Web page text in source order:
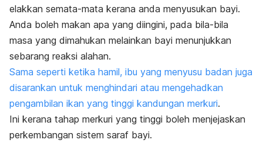
elakkan semata-mata kerana anda menyusukan bayi.
Anda boleh makan apa yang diingini, pada bila-bila
masa yang dimahukan melainkan bayi menunjukkan
sebarang reaksi alahan.
Sama seperti ketika hamil, ibu yang menyusu badan juga
disarankan untuk menghindari atau mengehadkan
pengambilan ikan yang tinggi kandungan merkuri.
Ini kerana tahap merkuri yang tinggi boleh menjejaskan
perkembangan sistem saraf bayi.